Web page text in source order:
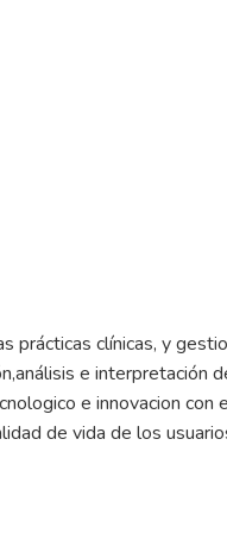
clínicas, y
e interpretación
e innovacion con
de vida de los